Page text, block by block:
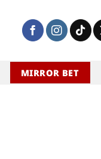
MIRROR BET